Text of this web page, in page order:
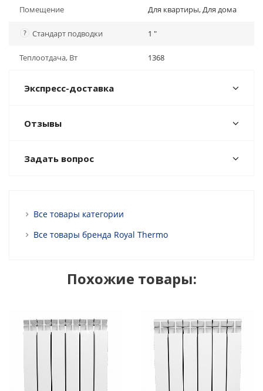
Помещение Для квартиры, Для дома
? Стандарт подводки 1 "
Теплоотдача, Вт 1368
Экспресс-доставка
Отзывы
Задать вопрос
Все товары категории
Все товары бренда Royal Thermo
Похожие товары: